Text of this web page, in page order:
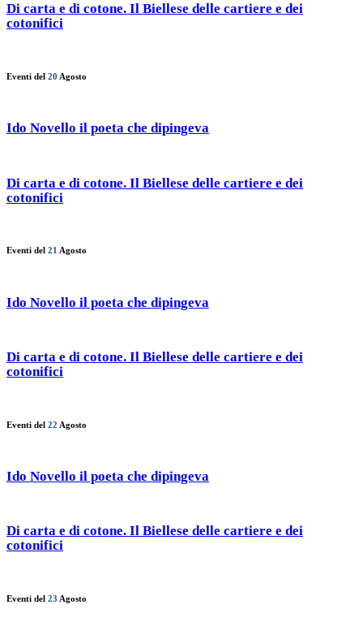
Di carta e di cotone. Il Biellese delle cartiere e dei
cotonifici
Eventi del 20 Agosto
Ido Novello il poeta che dipingeva
Di carta e di cotone. Il Biellese delle cartiere e dei
cotonifici
Eventi del 21 Agosto
Ido Novello il poeta che dipingeva
Di carta e di cotone. Il Biellese delle cartiere e dei
cotonifici
Eventi del 22 Agosto
Ido Novello il poeta che dipingeva
Di carta e di cotone. Il Biellese delle cartiere e dei
cotonifici
Eventi del 23 Agosto